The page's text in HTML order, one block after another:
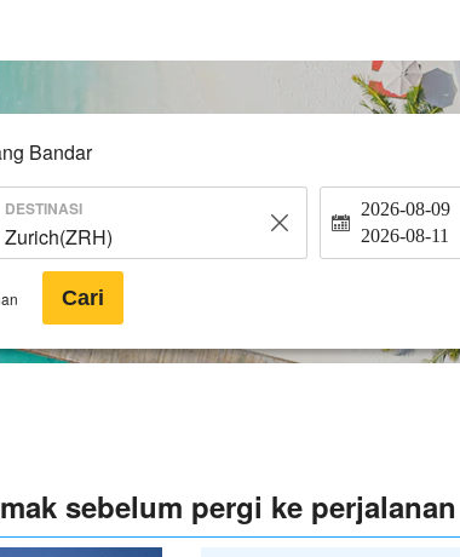
Bandar
DESTINASI 2026-08-09
2026-08-11
Cari
sebelum pergi ke perjalanan